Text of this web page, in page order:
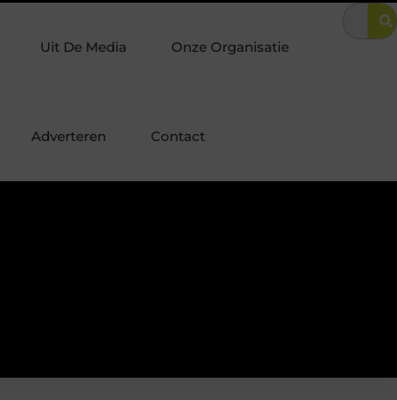
in een villa in Laren? Zo combineer je luxe met optimale
Uit De Media Onze Organisatie
Adverteren Contact